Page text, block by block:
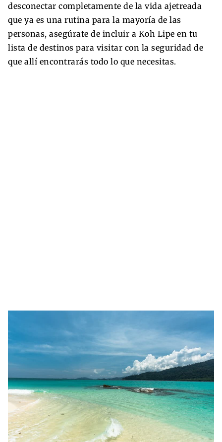
desconectar completamente de la vida ajetreada
que ya es una rutina para la mayoría de las
personas, asegúrate de incluir a Koh Lipe en tu
lista de destinos para visitar con la seguridad de
que allí encontrarás todo lo que necesitas.